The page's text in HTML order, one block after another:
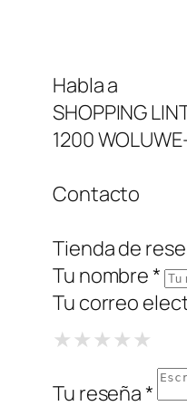
Habla a
SHOPPING
1200
Contacto
Tienda de
Tu nombre *
Tu correo
★1 Star
★★2
★★★3
★★★★4
★★★★★
Tu reseña *